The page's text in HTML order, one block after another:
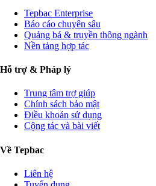
Tepbac Enterprise
Báo cáo chuyên sâu
Quảng bá & truyền thông ngành
Nền tảng hợp tác
Hỗ trợ & Pháp lý
Trung tâm trợ giúp
Chính sách bảo mật
Điều khoản sử dụng
Cộng tác và bài viết
Về Tepbac
Liên hệ